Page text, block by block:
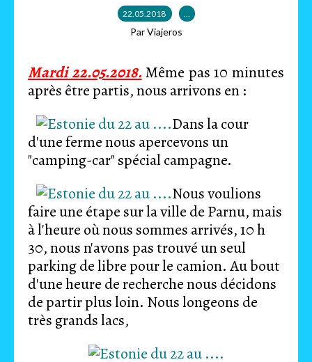
22.05.2018 …
Par Viajeros
Mardi 22.05.2018. Même pas 10 minutes
après être partis, nous arrivons en :
Dans la cour
d'une ferme nous apercevons un
"camping-car" spécial campagne.
Nous voulions
faire une étape sur la ville de Parnu, mais
à l'heure où nous sommes arrivés, 10 h
30, nous n'avons pas trouvé un seul
parking de libre pour le camion. Au bout
d'une heure de recherche nous décidons
de partir plus loin. Nous longeons de
très grands lacs,